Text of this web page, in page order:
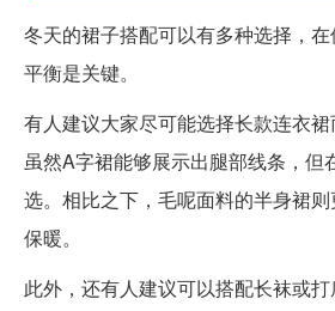
冬天的裙子搭配可以有多种选择，
平衡是关键。
有人建议大家尽可能选择长款连衣裙
虽然A字裙能够展示出腿部线条，但
选。相比之下，毛呢面料的半身裙
保暖。
此外，还有人建议可以搭配长袜或